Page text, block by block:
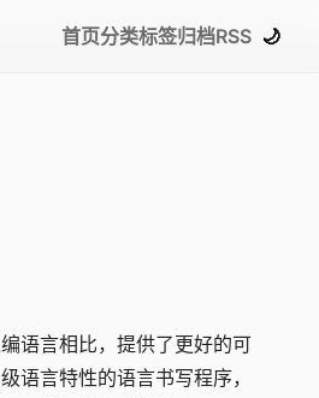
首页分类标签归档RSS 🌙
语言相比，提供了更好的可
言特性的语言书写程序，